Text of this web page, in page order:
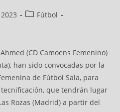
Fútbol
(CD Camoens Femenino)
han sido convocadas por la
de Fútbol Sala, para
que tendrán lugar
Rozas (Madrid) a partir del